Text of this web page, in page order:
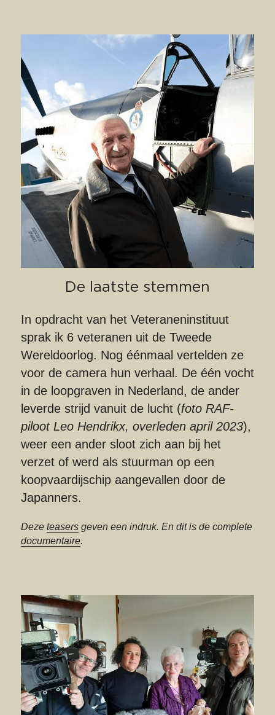
De laatste stemmen
In opdracht van het Veteraneninstituut
sprak ik 6 veteranen uit de Tweede
Wereldoorlog. Nog éénmaal vertelden ze
voor de camera hun verhaal. De één vocht
in de loopgraven in Nederland, de ander
leverde strijd vanuit de lucht (foto RAF-
piloot Leo Hendrikx, overleden april 2023),
weer een ander sloot zich aan bij het
verzet of werd als stuurman op een
koopvaardijschip aangevallen door de
Japanners.
Deze teasers
documentaire.